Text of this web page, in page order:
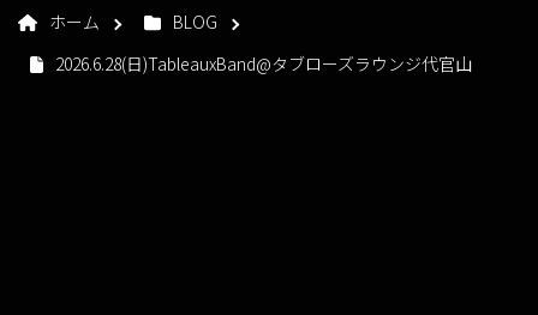
ホーム
BLOG
2026.6.28(日)TableauxBand@タブローズラウンジ代官山